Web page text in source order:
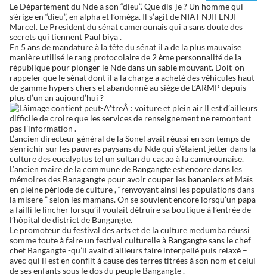
Le Département du Nde a son “dieu”. Que dis-je ? Un homme qui
s’érige en “dieu”, en alpha et l’oméga. Il s’agit de NIAT NJIFENJI
Marcel. Le President du sénat camerounais qui a sans doute des
secrets qui tiennent Paul biya .
En 5 ans de mandature à la tête du sénat il a de la plus mauvaise
manière utilisé le rang protocolaire de 2 ème personnalité de la
république pour plonger le Nde dans un sable mouvant. Doit-on
rappeler que le sénat dont il a la charge a acheté des véhicules haut
de gamme hypers chers et abandonné au siège de L’ARMP depuis
plus d’un an aujourd’hui ?
Il est d’ailleurs
difficile de croire que les services de renseignement ne remontent
pas l’information .
L’ancien directeur général de la Sonel avait réussi en son temps de
s’enrichir sur les pauvres paysans du Nde qui s’étaient jetter dans la
culture des eucalyptus tel un sultan du cacao à la camerounaise.
L’ancien maire de la commune de Bangangte est encore dans les
mémoires des Banagangte pour avoir couper les bananiers et Maïs
en pleine période de culture , “renvoyant ainsi les populations dans
la misere ” selon les mamans. On se souvient encore lorsqu’un papa
a failli le lincher lorsqu’il voulait détruire sa boutique à l’entrée de
l’hôpital de district de Bangangte.
Le promoteur du festival des arts et de la culture medumba réussi
somme toute à faire un festival culturelle à Bangangte sans le chef
chef Bangangte -qu’il avait d’ailleurs faire interpellé puis relaxé –
avec qui il est en conflit à cause des terres titrées à son nom et celui
de ses enfants sous le dos du peuple Bangangte .